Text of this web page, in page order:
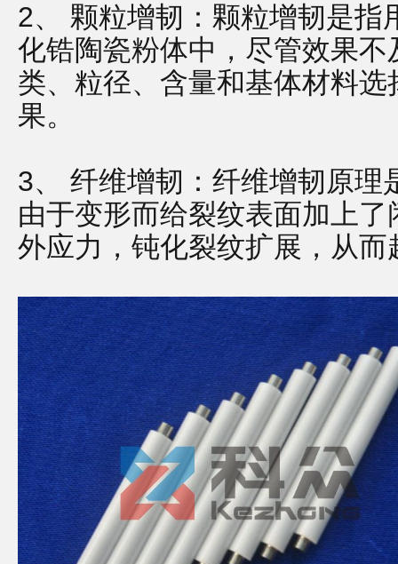
2、
颗粒增韧：颗粒增韧是指
化锆陶瓷粉体中，尽管效果
类、粒径、含量和基体材料
果。
3、
纤维增韧：纤维增韧原理
由于变形而给裂纹表面加上
外应力，钝化裂纹扩展，从